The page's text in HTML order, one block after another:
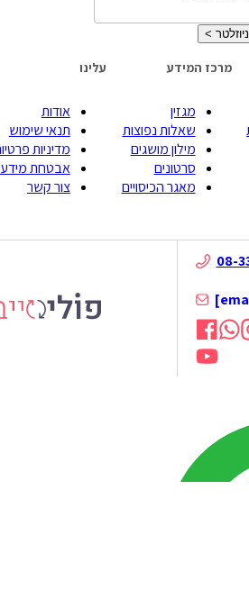
>
מרכז המידע
מגזין
שאלות נפוצות
מילון מושגים
סרטונים
מאגר הכיסויים
עלינו
אודות
תנאי שימוש
מדיניות פרטיות
אבטחת מידע
צור קשר
08-